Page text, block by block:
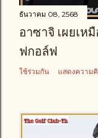
ธันวาคม 08, 2568
อาซาจิ เผยเห
ฟกอล์ฟ
ใช้ร่วมกัน แสดงความ